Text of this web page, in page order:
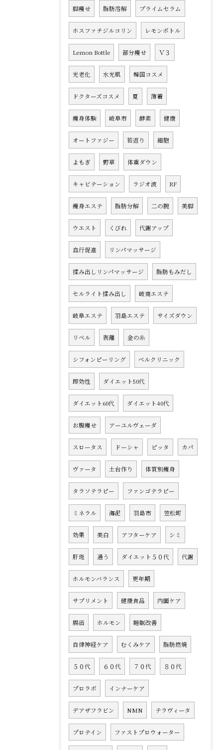
脚痩せ 脂肪溶解 プライムセラム
ホスファチジルコリン レモンボトル
Lemon Bottle 部分痩せ Ｖ３
光老化 水光肌 韓国コスメ
ドクターズコスメ 夏 薄着
痩身体験 岐阜市 酵素 健康
オートファジー 若返り 細胞
よもぎ 野草 体重ダウン
キャビテーション ラジオ波 RF
痩身エステ 脂肪分解 二の腕 美脚
ウエスト くびれ 代謝アップ
血行促進 リンパマッサージ
揉み出しリンパマッサージ 脂肪もみだし
セルライト揉み出し 岐南エステ
岐阜エステ 羽島エステ サイズダウン
リベル 剥離 金の糸
シフォンピーリング ベルクリニック
即効性 ダイエット50代
ダイエット60代 ダイエット40代
お腹痩せ アーユルヴェーダ
スロータス ドーシャ ピッタ カパ
ヴァータ 土台作り 体質別痩身
タラソテラピー ファンゴテラピー
ミネラル 海泥 羽島市 笠松町
効果 美白 アフターケア シミ
肝斑 通う ダイエット５０代 代謝
ホルモンバランス 更年期
サプリメント 健康食品 内面ケア
腸活 ホルモン 睡眠改善
自律神経ケア むくみケア 脂肪燃焼
５０代 ６０代 ７０代 ８０代
プロラボ インナーケア
デアザフラビン NMN テラヴィータ
プロテイン ファストプロウォーター